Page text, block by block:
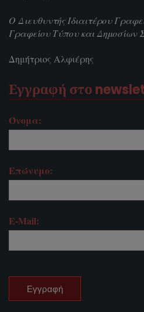
Ο Διευθυντής Ιδιαιτέρου
Γραφείου Τύπου και Δημοσίων
Δημήτριος Αλφιέρης
Εγγραφή στο
Όνομα:
Επώνυμο:
E-Mail: